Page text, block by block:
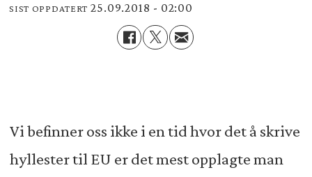
SIST OPPDATERT 25.09.2018 - 02:00
Vi befinner oss ikke i en tid hvor det å skrive
hyllester til EU er det mest opplagte man